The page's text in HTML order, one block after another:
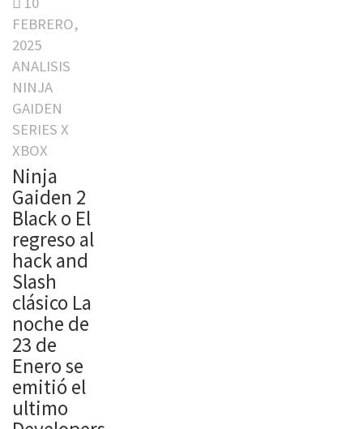
FEBRERO,
2025
ANALISIS
NINJA
GAIDEN
SERIES X
XBOX
Ninja
Gaiden 2
Black o El
regreso al
hack and
Slash
clásico La
noche de
23 de
Enero se
emitió el
ultimo